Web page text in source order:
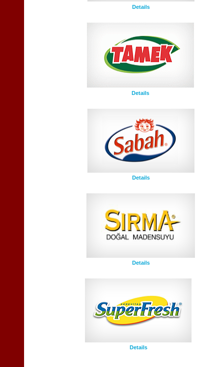
Details
Details
Details
Details
Details